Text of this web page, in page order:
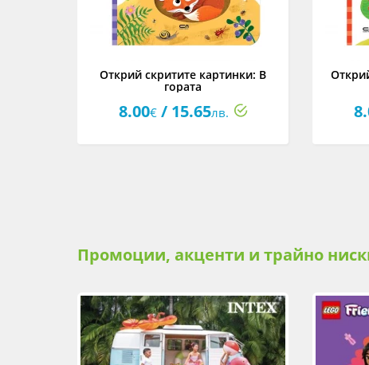
Открий скритите картинки: В
гората
8.00€/ 15.65лв.
Промоции, акценти и трайно